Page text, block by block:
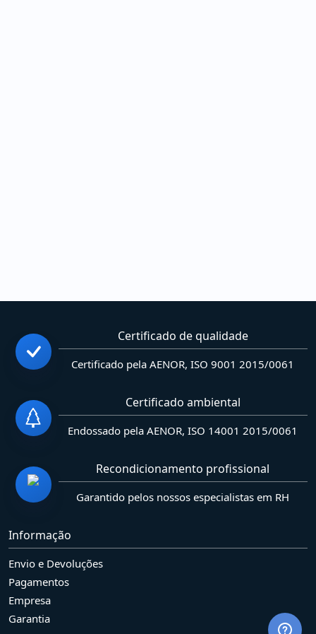
Certificado de qualidade
Certificado pela AENOR, ISO 9001 2015/0061
Certificado ambiental
Endossado pela AENOR, ISO 14001 2015/0061
Recondicionamento profissional
Garantido pelos nossos especialistas em RH
Informação
Envio e Devoluções
Pagamentos
Empresa
Garantia